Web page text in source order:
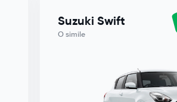
Suzuki Swift
O simile